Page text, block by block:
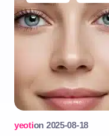
yeotion 2025-08-18